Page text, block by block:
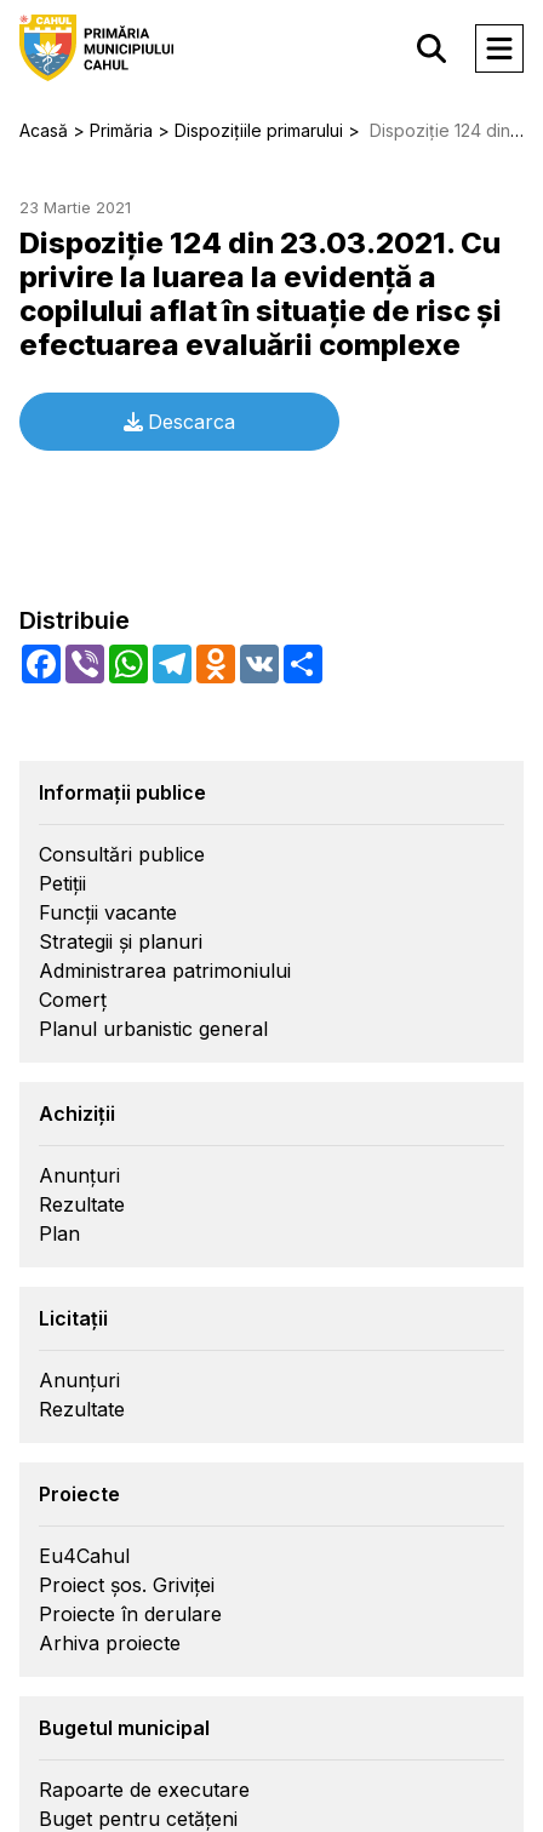
Acasă Primăria Dispozițiile primarului Dispoziție 124 din 23.03.2021. Cu privire la luarea la evidenţă a copilului aflat în situaţie de risc şi efectuarea evaluării complexe
23 Martie 2021
Dispoziție 124 din 23.03.2021. Cu
privire la luarea la evidenţă a
copilului aflat în situaţie de risc şi
efectuarea evaluării complexe
Descarca
Distribuie
Facebook
Viber WhatsApp
TelegramOdnoklassniki
VK
Informații publice
Consultări publice
Petiții
Funcții vacante
Strategii și planuri
Administrarea patrimoniului
Comerț
Planul urbanistic general
Achiziții
Anunțuri
Rezultate
Plan
Licitații
Anunțuri
Rezultate
Proiecte
Eu4Cahul
Proiect șos. Griviței
Proiecte în derulare
Arhiva proiecte
Bugetul municipal
Rapoarte de executare
Buget pentru cetățeni